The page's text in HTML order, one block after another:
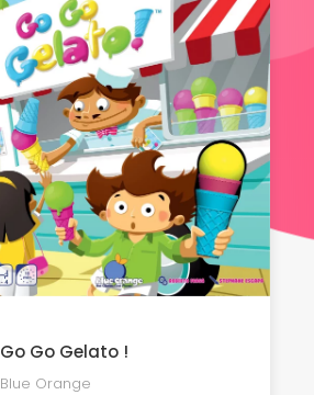
Go Go Gelato !
Blue Orange